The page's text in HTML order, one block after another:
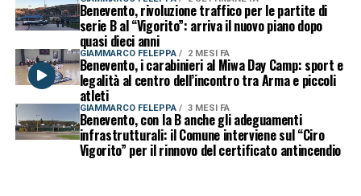
Benevento, rivoluzione traffico per le partite di
serie B al “Vigorito”: arriva il nuovo piano dopo
quasi dieci anni
GIAMMARCO FELEPPA 2 MESI FA
Benevento, i carabinieri al Miwa Day Camp: sport e
legalità al centro dell’incontro tra Arma e piccoli
atleti
GIAMMARCO FELEPPA 3 MESI FA
Benevento, con la B anche gli adeguamenti
infrastrutturali: il Comune interviene sul “Ciro
Vigorito” per il rinnovo del certificato antincendio